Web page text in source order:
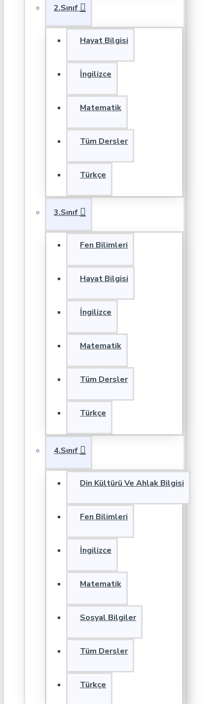
2.Sınıf
Hayat Bilgisi
İngilizce
Matematik
Tüm Dersler
Türkçe
3.Sınıf
Fen Bilimleri
Hayat Bilgisi
İngilizce
Matematik
Tüm Dersler
Türkçe
4.Sınıf
Din Kültürü Ve Ahlak Bilgisi
Fen Bilimleri
İngilizce
Matematik
Sosyal Bilgiler
Tüm Dersler
Türkçe